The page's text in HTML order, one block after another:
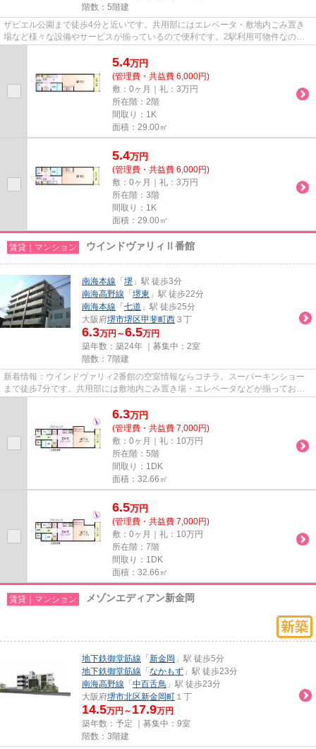
階数：5階建
ザビエル公園まで徒歩4分と近いです。共用部にはエレベータ・敷地内ごみ置き
場など様々な設備やサービスが揃っているので便利です。2駅利用可物件なの
5.4万円
(管理費・共益費 6,000円)
敷：0ヶ月｜礼：3万円
所在階：2階
間取り：1K
面積：29.00㎡
5.4万円
(管理費・共益費 6,000円)
敷：0ヶ月｜礼：3万円
所在階：3階
間取り：1K
面積：29.00㎡
賃貸｜マンション ウインドヴァリィⅡ番館
南海本線 「 堺 」駅 徒歩3分
南海高野線 「 堺東 」駅 徒歩22分
南海本線 「 七道 」駅 徒歩25分
大阪府堺市堺区甲斐町西 ３丁
6.3万円～6.5万円
築年数：築24年 ｜募集中： 2室
階数：7階建
新着情報：ウインドヴァリィ2番館の空室情報ならコチラ。スーパーキンショー
まで徒歩7分です。共用部には敷地内ごみ置き場・エレベータなどが揃ってお
6.3万円
(管理費・共益費 7,000円)
敷：0ヶ月｜礼：10万円
所在階：5階
間取り：1DK
面積：32.66㎡
6.5万円
(管理費・共益費 7,000円)
敷：0ヶ月｜礼：10万円
所在階：7階
間取り：1DK
面積：32.66㎡
賃貸｜マンション メゾンエディアン新金岡
地下鉄御堂筋線 「 新金岡 」駅 徒歩5分
地下鉄御堂筋線 「 なかもず 」駅 徒歩23分
南海高野線 「 中百舌鳥 」駅 徒歩23分
大阪府堺市北区新金岡町 １丁
14.5万円～ 17.9万円
築年数：予定 ｜募集中： 9室
階数：3階建